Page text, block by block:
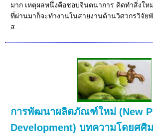
มาก เหตุผลหนึ่งคือชอบจินตนาการ คิดทำสิ่งให
ที่ผ่านมาก็จะทำงานในสายงานด้านวิศวกรวิจั
ส...
การพัฒนาผลิตภัณฑ์ใหม่ (New
Development) บทความโดยศศิ